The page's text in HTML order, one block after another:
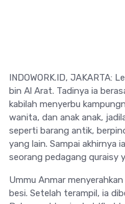
INDOWORK.ID, JAKARTA:
bin Al Arat. Tadinya ia
kabilah menyerbu
wanita, dan anak anak,
seperti barang antik,
yang lain. Sampai akhirnya
seorang pedagang quraisy
Ummu Anmar
besi. Setelah terampil, ia